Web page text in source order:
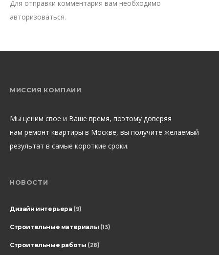
Для отправки комментария вам необходимо
авторизоваться.
МИССИЯ КОМПАИИ
Мы ценим свое и Ваше время, поэтому доверяя
нам ремонт квартиры в Москве, вы получите желаемый
результат в самые короткие сроки.
НОВОСТИ
Дизайн интерьера (9)
Строительные материалы (13)
Строительные работы (28)